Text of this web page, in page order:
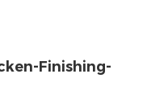
Finishing-